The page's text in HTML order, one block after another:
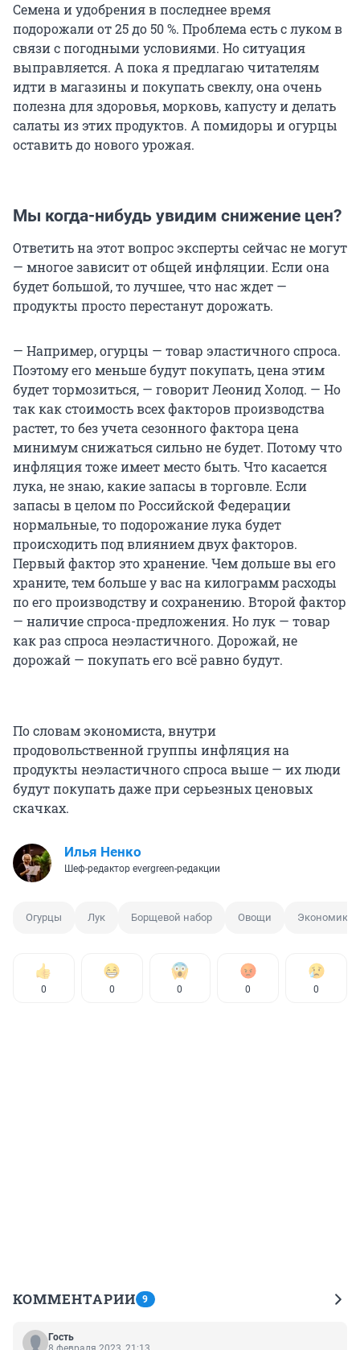
Семена и удобрения в последнее время
подорожали от 25 до 50 %. Проблема есть с луком в
связи с погодными условиями. Но ситуация
выправляется. А пока я предлагаю читателям
идти в магазины и покупать свеклу, она очень
полезна для здоровья, морковь, капусту и делать
салаты из этих продуктов. А помидоры и огурцы
оставить до нового урожая.
Мы когда-нибудь увидим снижение цен?
Ответить на этот вопрос эксперты сейчас не могут
— многое зависит от общей инфляции. Если она
будет большой, то лучшее, что нас ждет —
продукты просто перестанут дорожать.
— Например, огурцы — товар эластичного спроса.
Поэтому его меньше будут покупать, цена этим
будет тормозиться, — говорит Леонид Холод. — Но
так как стоимость всех факторов производства
растет, то без учета сезонного фактора цена
минимум снижаться сильно не будет. Потому что
инфляция тоже имеет место быть. Что касается
лука, не знаю, какие запасы в торговле. Если
запасы в целом по Российской Федерации
нормальные, то подорожание лука будет
происходить под влиянием двух факторов.
Первый фактор это хранение. Чем дольше вы его
храните, тем больше у вас на килограмм расходы
по его производству и сохранению. Второй фактор
— наличие спроса-предложения. Но лук — товар
как раз спроса неэластичного. Дорожай, не
дорожай — покупать его всё равно будут.
По словам экономиста, внутри
продовольственной группы инфляция на
продукты неэластичного спроса выше — их люди
будут покупать даже при серьезных ценовых
скачках.
Илья Ненко
Шеф-редактор evergreen-редакции
Огурцы Лук Борщевой набор Овощи Экономика
0 0 0 0 0
КОММЕНТАРИИ 9
Гость